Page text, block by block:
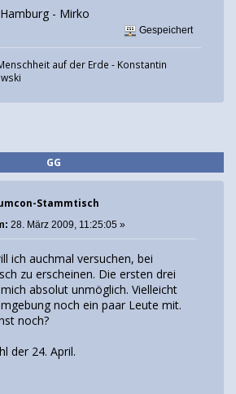
- Mirko
Gespeichert
auf der Erde - Konstantin
GG
Stammtisch
28. März 2009, 11:25:05 »
ich auchmal versuchen, bei
zu erscheinen. Die ersten drei
absolut unmöglich. Vielleicht
noch ein paar Leute mit.
noch?
der 24. April.